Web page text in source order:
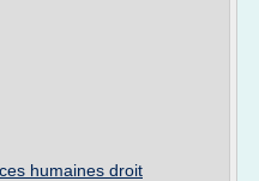
humaines droit